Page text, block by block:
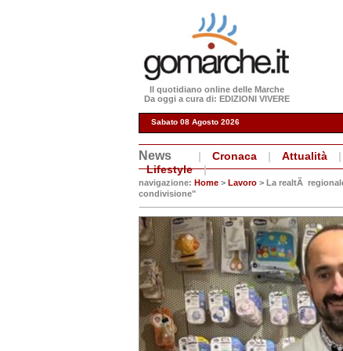
Il quotidiano online delle Marche
Da oggi a cura di: EDIZIONI VIVERE
Sabato 08 Agosto 2026
News | Cronaca | Attualità |
Lifestyle
|
navigazione: Home > Lavoro > La realtÃ
condivisione"